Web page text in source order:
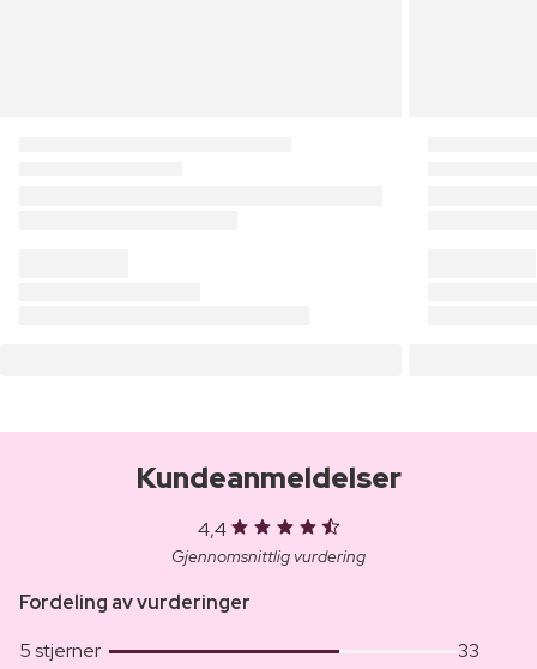
Kundeanmeldelser
4,4
Gjennomsnittlig vurdering
Fordeling av vurderinger
5 stjerner
33